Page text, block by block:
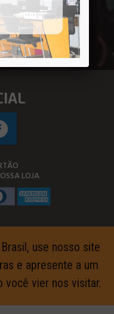
LOJA
use nosso site
e apresente a um
você vier nos visitar.